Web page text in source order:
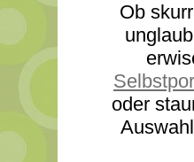
Ob
oder